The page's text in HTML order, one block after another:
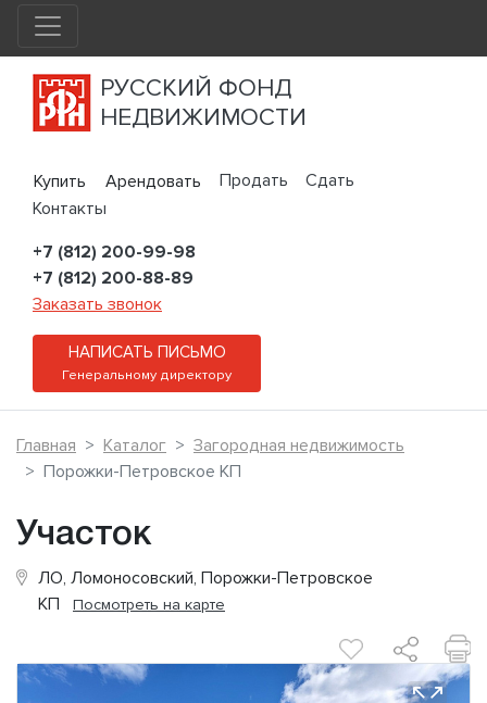
РУССКИЙ ФОНД
НЕДВИЖИМОСТИ
Купить Арендовать Продать
Сдать
Контакты
+7 (812) 200-99-98
+7 (812) 200-88-89
Заказать звонок
НАПИСАТЬ ПИСЬМО
Генеральному директору
Главная Каталог
Загородная недвижимость
Порожки-Петровское КП
Участок
ЛО, Ломоносовский, Порожки-Петровское
КП Посмотреть на карте